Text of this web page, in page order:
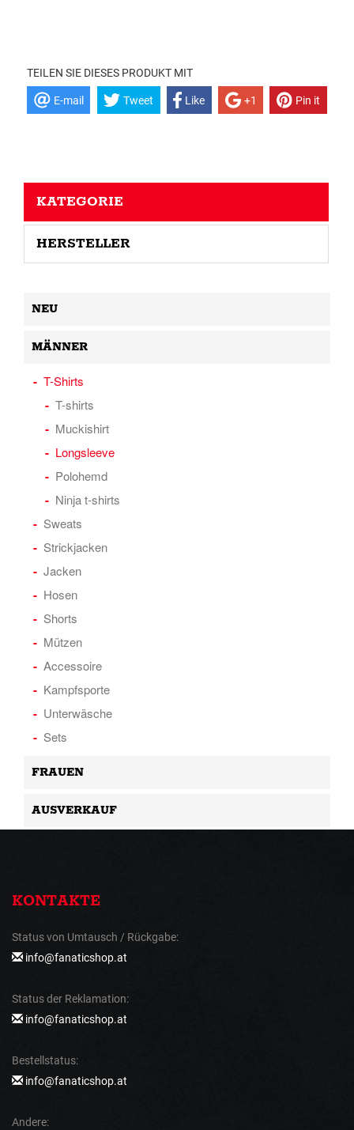
TEILEN SIE DIESES PRODUKT MIT
E-mail Tweet Like +1 Pin it
KATEGORIE
HERSTELLER
NEU
MÄNNER
T-Shirts
T-shirts
Muckishirt
Longsleeve
Polohemd
Ninja t-shirts
Sweats
Strickjacken
Jacken
Hosen
Shorts
Mützen
Accessoire
Kampfsporte
Unterwäsche
Sets
FRAUEN
AUSVERKAUF
KONTAKTE
Status von Umtausch / Rückgabe:
info@fanaticshop.at
Status der Reklamation:
info@fanaticshop.at
Bestellstatus:
info@fanaticshop.at
Andere: